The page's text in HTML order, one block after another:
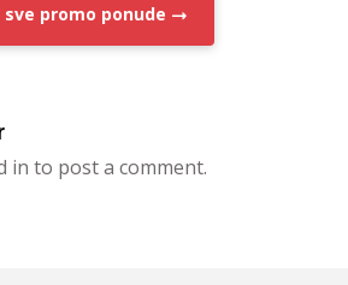
promo ponude
in to post a comment.